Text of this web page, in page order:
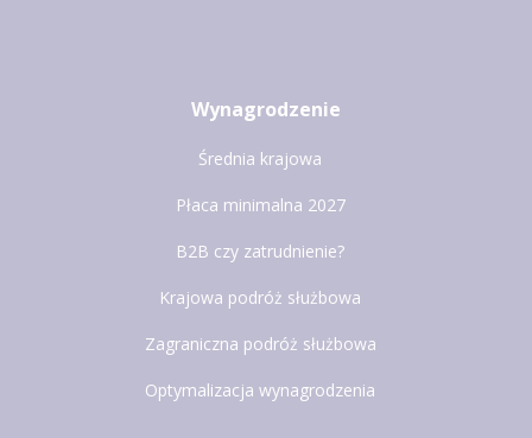
Wynagrodzenie
Średnia krajowa
Płaca minimalna 2027
B2B czy zatrudnienie?
Krajowa podróż służbowa
Zagraniczna podróż służbowa
Optymalizacja wynagrodzenia